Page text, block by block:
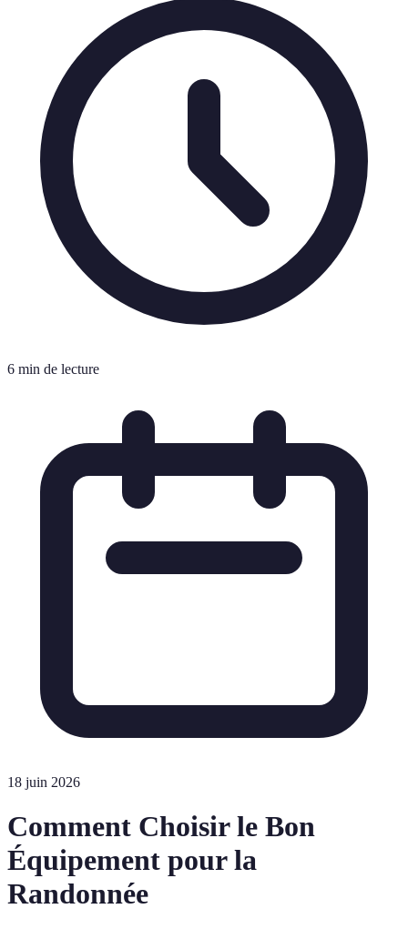
6 min de lecture
18 juin 2026
Comment Choisir le Bon
Équipement pour la
Randonnée